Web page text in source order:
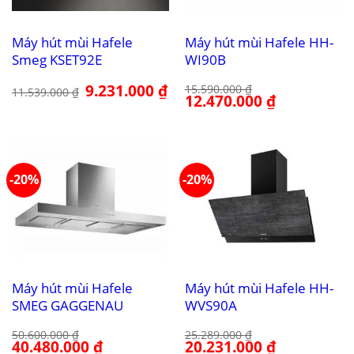
Máy hút mùi Hafele
Smeg KSET92E
11.539.000₫ Giá
gốc
9.231.000₫Giá
hiện
Máy hút mùi Hafele HH-
WI90B
15.590.000₫
Giá
gốc
12.470.000₫Giá
hiện
-20%
Máy hút mùi Hafele
SMEG GAGGENAU
50.600.000₫
Giá
40.480.000₫Giá
-20%
Máy hút mùi Hafele HH-
WVS90A
25.289.000₫
Giá
20.231.000₫Giá